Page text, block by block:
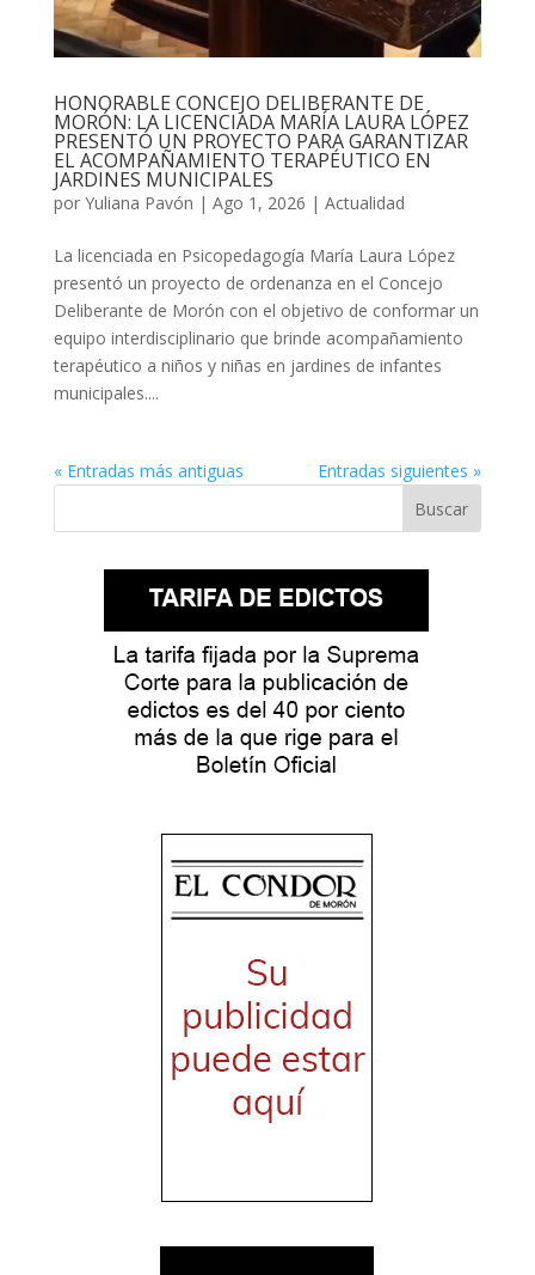
HONORABLE CONCEJO DELIBERANTE DE
MORÓN: LA LICENCIADA MARÍA LAURA LÓPEZ
PRESENTÓ UN PROYECTO PARA GARANTIZAR
EL ACOMPAÑAMIENTO TERAPÉUTICO EN
JARDINES MUNICIPALES
por Yuliana Pavón | Ago 1, 2026 | Actualidad
La licenciada en Psicopedagogía María Laura López
presentó un proyecto de ordenanza en el Concejo
Deliberante de Morón con el objetivo de conformar un
equipo interdisciplinario que brinde acompañamiento
terapéutico a niños y niñas en jardines de infantes
municipales....
« Entradas más antiguas
Entradas siguientes »
Buscar